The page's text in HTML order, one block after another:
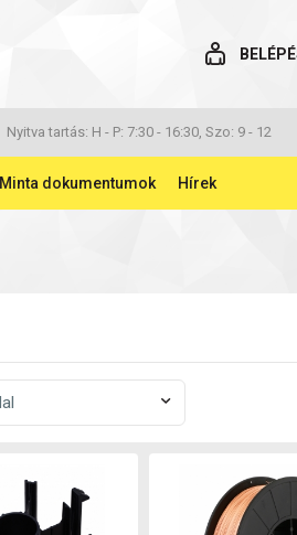
AZ ÖN
Nyitva tartás: H - P: 7:30 - 16:30, Szo: 9 - 12
Minta dokumentumok Hírek